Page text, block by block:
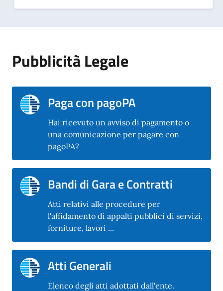
Pubblicità Legale
Paga con pagoPA
Hai ricevuto un avviso di pagamento o
una comunicazione per pagare con
pagoPA?
Bandi di Gara e Contratti
Atti relativi alle procedure per
l'affidamento di appalti pubblici di servizi,
forniture, lavori ...
Atti Generali
Elenco degli atti adottati dall'ente.